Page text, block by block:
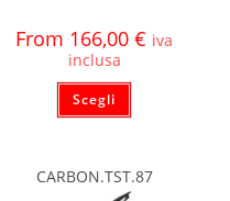
From 166,00€ iva
inclusa
Scegli
CARBON.TST.87